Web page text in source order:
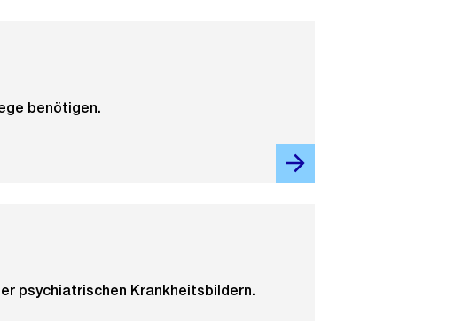
benötigen.
psychiatrischen Krankheitsbildern.